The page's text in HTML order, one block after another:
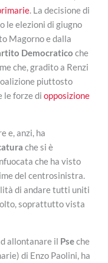
. La decisione di
le elezioni di giugno
Magorno e dalla
Democratico che
che, gradito a Renzi
piuttosto
le forze di opposizione
e, anzi, ha
che si è
che ha visto
del centrosinistra.
di andare tutti uniti
soprattutto vista
allontanare il Pseche
di Enzo Paolini, ha